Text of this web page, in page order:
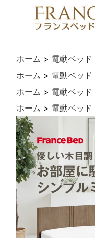
ホーム > 電動ベッド
ホーム > 電動ベッド
ホーム > 電動ベッド
ホーム > 電動ベッド